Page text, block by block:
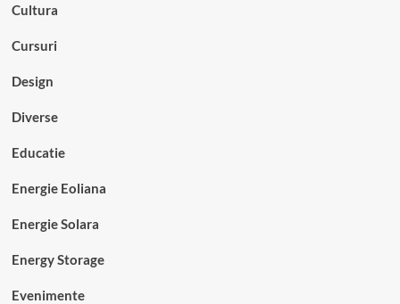
Cultura
Cursuri
Design
Diverse
Educatie
Energie Eoliana
Energie Solara
Energy Storage
Evenimente